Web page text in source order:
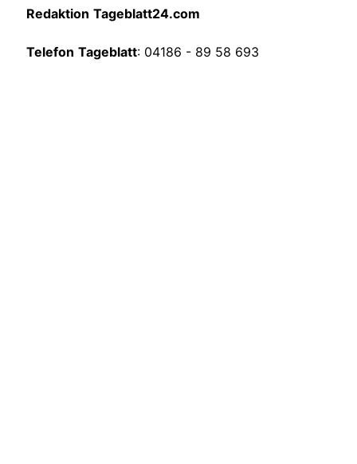
Redaktion Tageblatt24.com
Telefon Tageblatt: 04186 - 89 58 693